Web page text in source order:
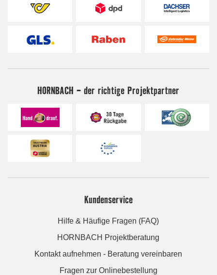
HORNBACH - der richtige Projektpartner
Kundenservice
Hilfe & Häufige Fragen (FAQ)
HORNBACH Projektberatung
Kontakt aufnehmen - Beratung vereinbaren
Fragen zur Onlinebestellung